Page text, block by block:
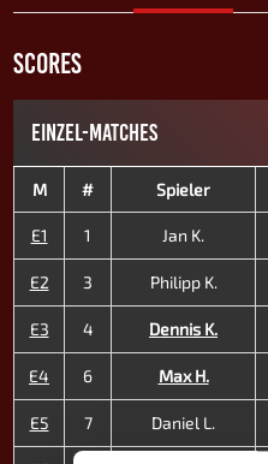
SCORES
EINZEL-MATCHES
M # Spieler
E1 1 Jan K.
E2 3 Philipp K.
E3 4 Dennis K.
E4 6 Max H.
E5 7 Daniel L.